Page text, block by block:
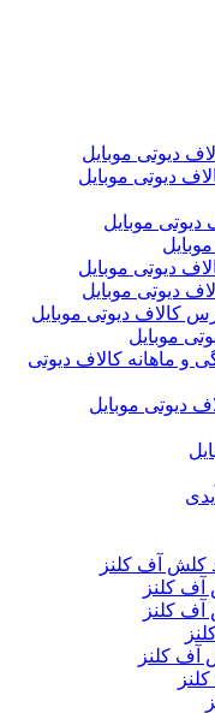
دیوتی موبایل
دیوتی موبایل
دیوتی موبایل
دیوتی موبایل
دیوتی موبایل
کالاف دیوتی موبایل
موبایل
و ماهانه کالاف دیوتی
دیوتی موبایل
کلش آف کلنز
آف کلنز
آف کلنز
آف کلنز